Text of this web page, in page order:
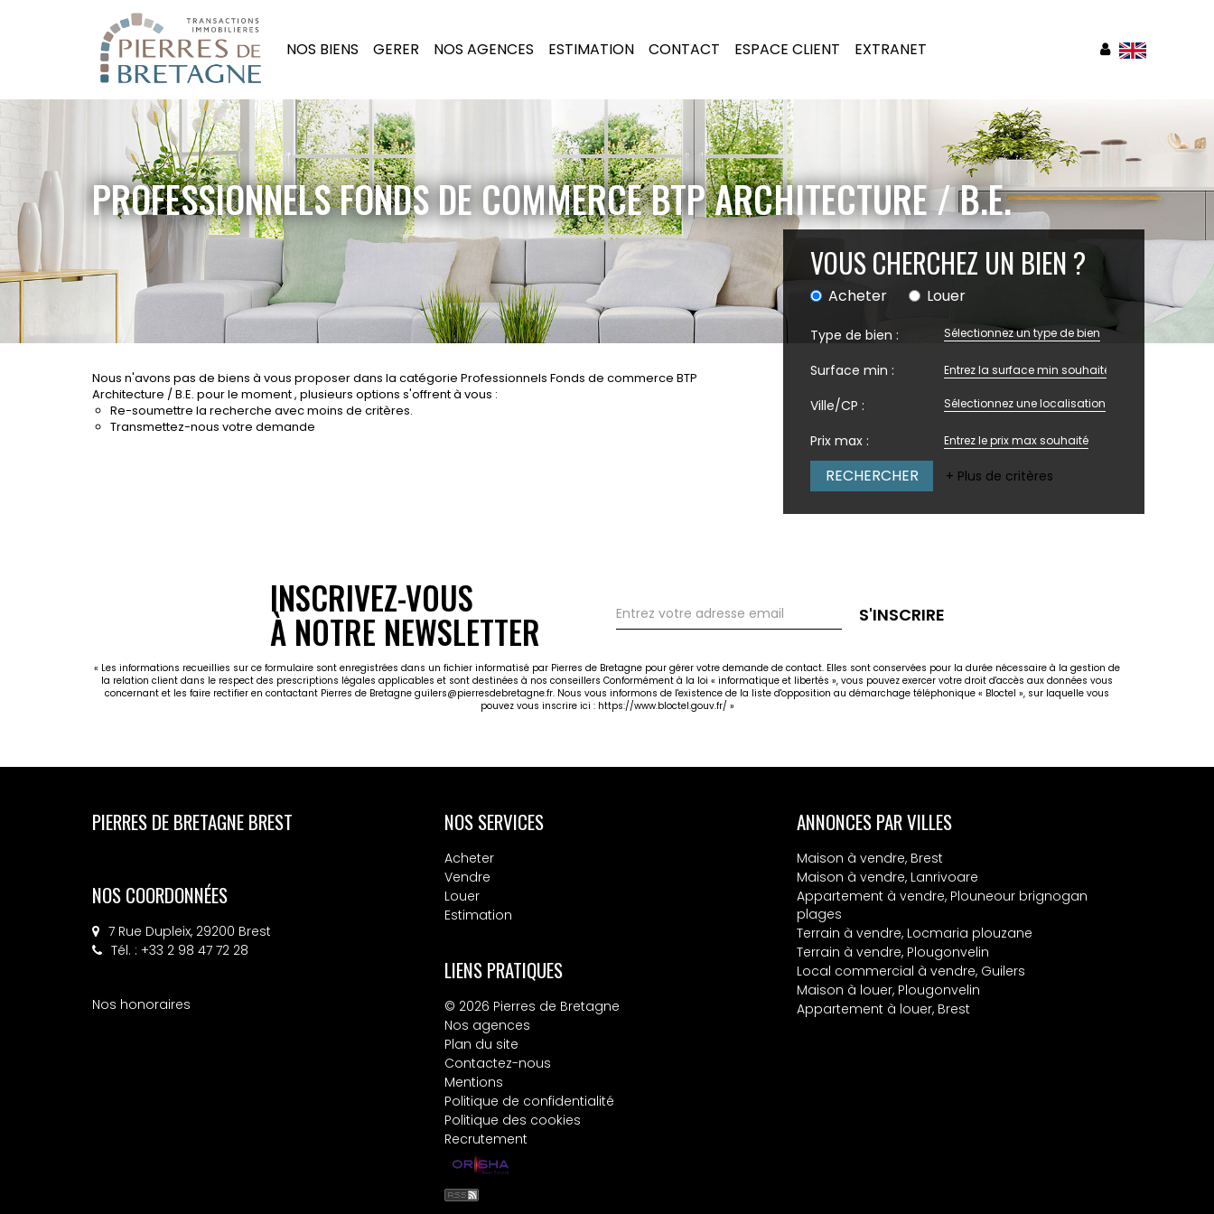
NOS BIENS GERER NOS AGENCES ESTIMATION CONTACT ESPACE CLIENT EXTRANET
PROFESSIONNELS FONDS DE COMMERCE BTP ARCHITECTURE / B.E.
VOUS CHERCHEZ UN BIEN ?
Acheter Louer
Type de bien : Sélectionnez un type de bien
Surface min :
Ville/CP :
Sélectionnez une localisation
Prix max :
+ Plus de critères
Nous n'avons pas de biens à vous proposer dans la catégorie Professionnels Fonds de commerce BTP
Architecture / B.E. pour le moment , plusieurs options s'offrent à vous :
Re-soumettre la recherche avec moins de critères.
Transmettez-nous votre demande
INSCRIVEZ-VOUS
À NOTRE NEWSLETTER S'INSCRIRE
« Les informations recueillies sur ce formulaire sont enregistrées dans un fichier informatisé par Pierres de Bretagne pour gérer votre demande de contact. Elles sont conservées pour la durée nécessaire à la gestion de
la relation client dans le respect des prescriptions légales applicables et sont destinées à nos conseillers Conformément à la loi « informatique et libertés », vous pouvez exercer votre droit d'accès aux données vous
concernant et les faire rectifier en contactant Pierres de Bretagne guilers@pierresdebretagne.fr. Nous vous informons de l'existence de la liste d'opposition au démarchage téléphonique « Bloctel », sur laquelle vous
pouvez vous inscrire ici : https://www.bloctel.gouv.fr/ »
PIERRES DE BRETAGNE BREST
NOS COORDONNÉES
7 Rue Dupleix, 29200 Brest
Tél. : +33 2 98 47 72 28
Nos honoraires
NOS SERVICES
Acheter
Vendre
Louer
Estimation
LIENS PRATIQUES
© 2026 Pierres de Bretagne
Nos agences
Plan du site
Contactez-nous
Mentions
Politique de confidentialité
Politique des cookies
Recrutement
ANNONCES PAR VILLES
Maison à vendre, Brest
Maison à vendre, Lanrivoare
Appartement à vendre, Plouneour brignogan
plages
Terrain à vendre, Locmaria plouzane
Terrain à vendre, Plougonvelin
Local commercial à vendre, Guilers
Maison à louer, Plougonvelin
Appartement à louer, Brest